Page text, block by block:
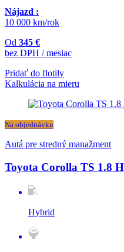
Nájazd :
10 000 km/rok
Od 345 €
bez DPH / mesiac
Pridať do flotily
Kalkulácia na mieru
Na objednávku
Autá pre stredný manažment
Toyota Corolla TS 1.8
Hybrid